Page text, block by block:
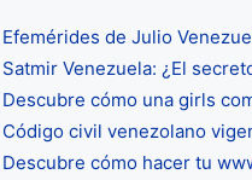
Efemérides de Julio
Satmir Venezuela: ¿El
Descubre cómo una girls
Código civil venezolano
Descubre cómo hacer tu